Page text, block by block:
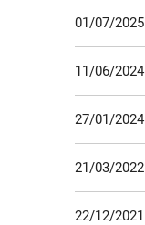
01/07/2025
11/06/2024
27/01/2024
21/03/2022
22/12/2021